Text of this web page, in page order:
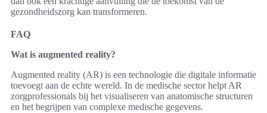
gezondheidszorg kan transformeren.
FAQ
Wat is augmented reality?
Augmented reality (AR) is een technologie die digitale informatie
toevoegt aan de echte wereld. In de medische sector helpt AR
zorgprofessionals bij het visualiseren van anatomische structuren
en het begrijpen van complexe medische gegevens.